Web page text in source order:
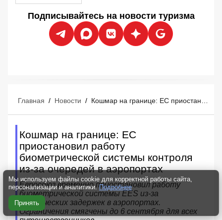
Подписывайтесь на новости туризма
Главная / Новости /
Кошмар на границе: ЕС
приостановил работу
биометрической системы контроля
из-за очередей в аэропортах
Евросоюз временно приостановил работу
биометрической системы EES из-за
критических задержек в аэропортах.
Ограничения смягчены до 6 сентября для всех
Мы используем файлы cookie для корректной работы сайта,
персонализации и аналитики. Подробнее
Принять